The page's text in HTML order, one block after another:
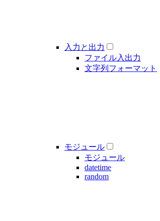
入力と出力
ファイル入出力
文字列フォーマット
モジュール
モジュール
datetime
random